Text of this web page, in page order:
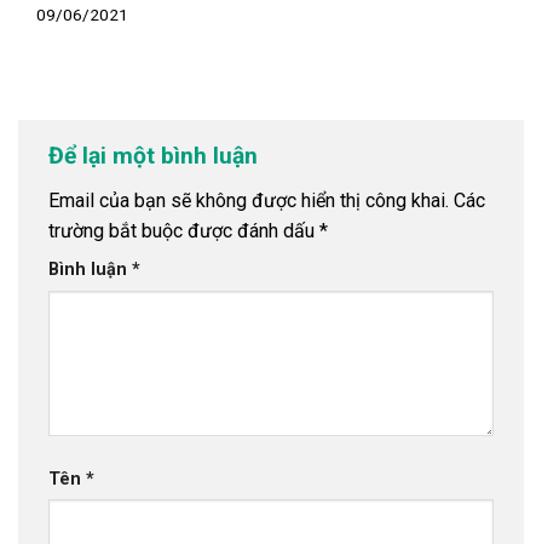
09/06/2021
Để lại một bình luận
Email của bạn sẽ không được hiển thị công khai. Các
trường bắt buộc được đánh dấu *
Bình luận *
Tên *